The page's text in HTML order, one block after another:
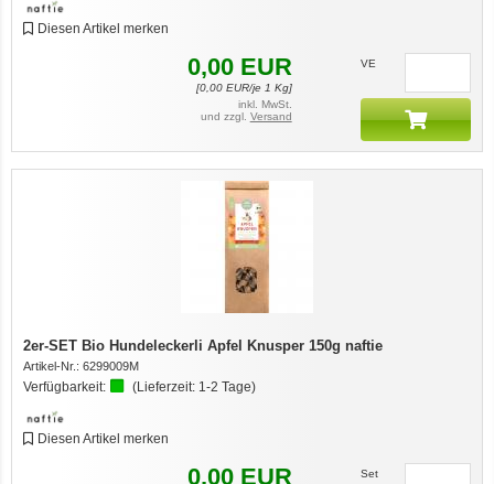
Diesen Artikel merken
0,00 EUR
[0,00EUR/je 1 Kg]
inkl. MwSt.
und zzgl. Versand
VE
2er-SET Bio Hundeleckerli Apfel Knusper 150g naftie
Artikel-Nr.: 6299009M
Verfügbarkeit: (Lieferzeit: 1-2 Tage)
Diesen Artikel merken
0,00 EUR Set